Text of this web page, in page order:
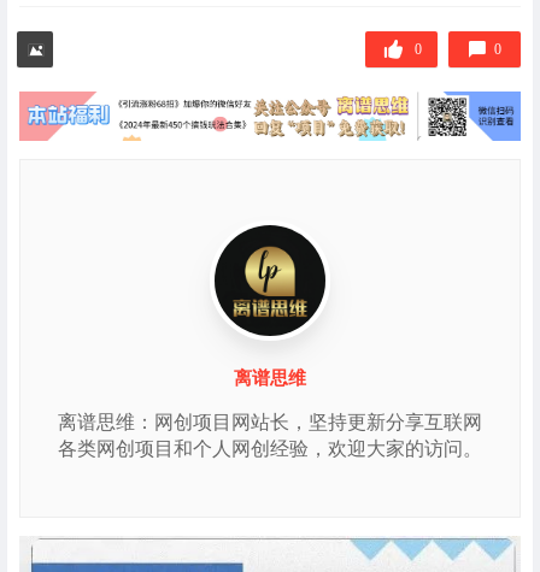
签
0 0
离谱思维
离谱思维：网创项目网站长，坚持更新分享互联网
各类网创项目和个人网创经验，欢迎大家的访问。